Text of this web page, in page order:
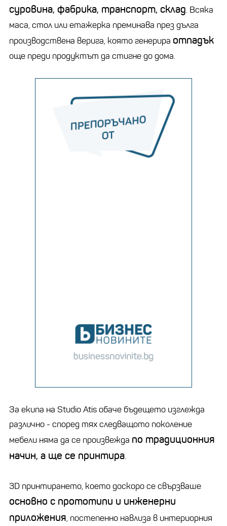
суровина, фабрика, транспорт, склад. Всяка
маса, стол или етажерка преминава през дълга
производствена верига, която генерира отпадък
още преди продуктът да стигне до дома.
За екипа на Studio Atis обаче бъдещето изглежда
различно - според тях следващото поколение
мебели няма да се произвежда по традиционния
начин, а ще се принтира.
3D принтирането, което доскоро се свързваше
основно с прототипи и инженерни
приложения, постепенно навлиза в интериорния